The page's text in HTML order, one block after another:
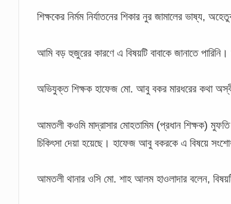
শিক্ষকের নির্মম নির্যাতনের শিকার নুর জামালের
আমি বড় হুজুরের কারণে এ বিষয়টি বাবাকে জানাতে
অভিযুক্ত শিক্ষক হাফেজ মো. আবু বকর মারধরের কথা
আমতলী কওমি মাদ্রাসার মোহতামিম (প্রধান শিক্ষক)
চিকিৎসা দেয়া হয়েছে। হাফেজ আবু বকরকে এ বিষয়ে
আমতলী থানার ওসি মো. শাহ আলম হাওলাদার বলেন,